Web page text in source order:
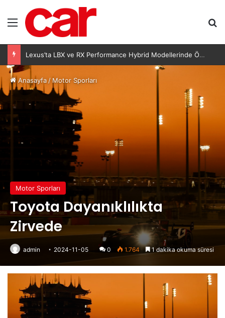
Menü
Lexus’ta LBX ve RX Performance Hybrid Modellerinde Özel Fiyat Avantajı
Anasayfa /Motor Sporları
Motor Sporları
Toyota Dayanıklılıkta
Zirvede
admin 2024-11-05 0 1.764 1 dakika okuma süresi